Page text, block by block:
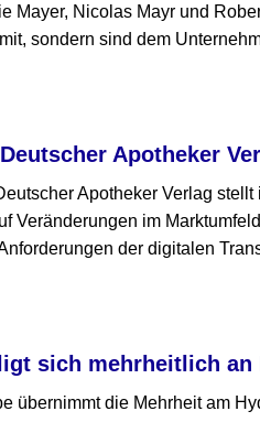
Mayer, Nicolas Mayr und
sondern sind dem
Apotheker
Apotheker Verlag
Veränderungen im
der digitalen
sich mehrheitlich an
übernimmt die Mehrheit am